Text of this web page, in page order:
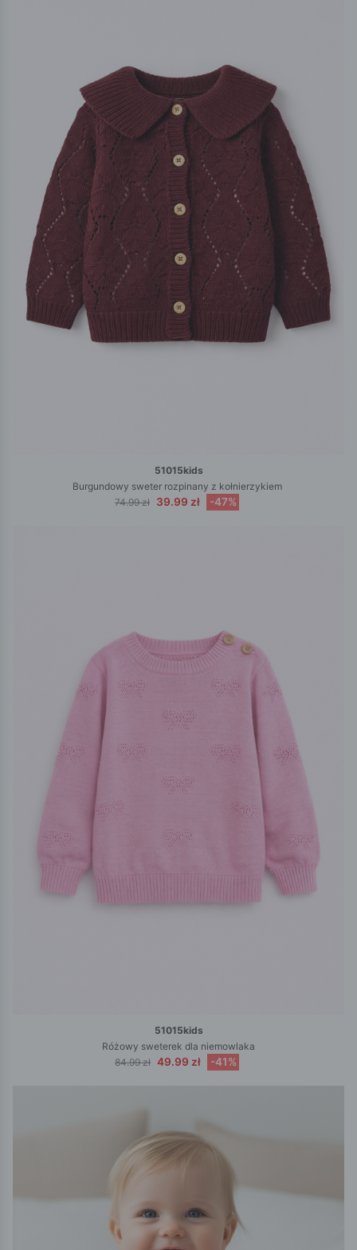
51015kids
Burgundowy sweter rozpinany z kołnierzykiem
74.99 zł 39.99 zł -47%
51015kids
Różowy sweterek dla niemowlaka
84.99 zł 49.99 zł -41%